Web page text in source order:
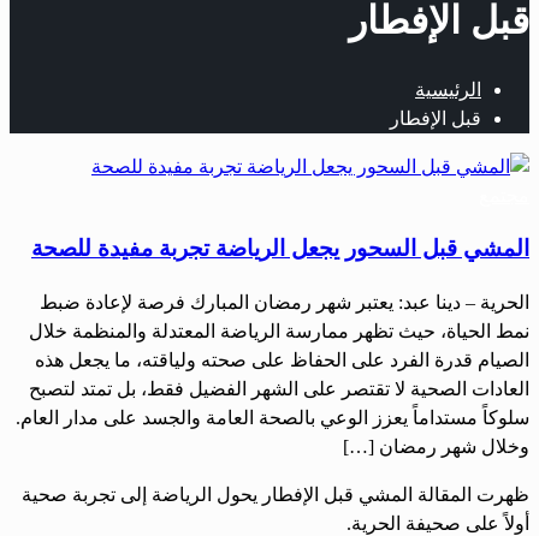
قبل الإفطار
الرئيسية
قبل الإفطار
المشي قبل السحور يجعل الرياضة تجربة مفيدة للصحة
الحرية – دينا عبد: يعتبر شهر رمضان المبارك فرصة لإعادة ضبط
نمط الحياة، حيث تظهر ممارسة الرياضة المعتدلة والمنظمة خلال
الصيام قدرة الفرد على الحفاظ على صحته ولياقته، ما يجعل هذه
العادات الصحية لا تقتصر على الشهر الفضيل فقط، بل تمتد لتصبح
سلوكاً مستداماً يعزز الوعي بالصحة العامة والجسد على مدار العام.
وخلال شهر رمضان […]
ظهرت المقالة المشي قبل الإفطار يحول الرياضة إلى تجربة صحية
أولاً على صحيفة الحرية.